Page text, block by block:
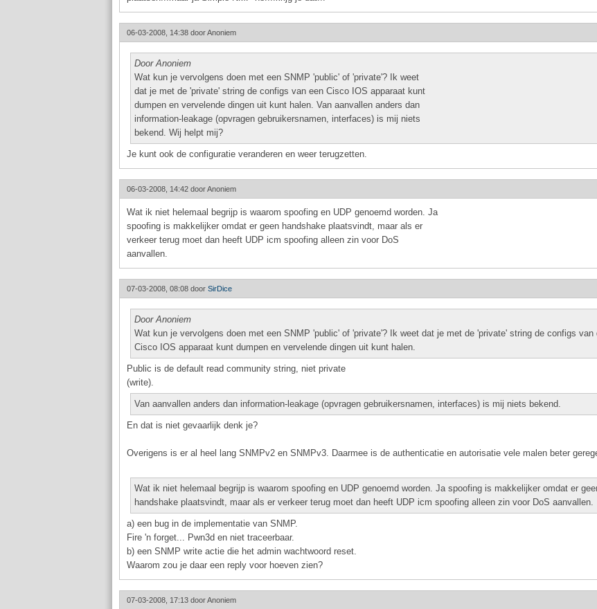
06-03-2008, 14:38 doorAnoniem
Door Anoniem
Wat kun je vervolgens doen met een SNMP 'public' of 'private'? Ik weet
dat je met de 'private' string de configs van een Cisco IOS apparaat kunt
dumpen en vervelende dingen uit kunt halen. Van aanvallen anders dan
information-leakage (opvragen gebruikersnamen, interfaces) is mij niets
bekend. Wij helpt mij?
Je kunt ook de configuratie veranderen en weer terugzetten.
06-03-2008, 14:42 doorAnoniem
Wat ik niet helemaal begrijp is waarom spoofing en UDP genoemd worden. Ja
spoofing is makkelijker omdat er geen handshake plaatsvindt, maar als er
verkeer terug moet dan heeft UDP icm spoofing alleen zin voor DoS
aanvallen.
07-03-2008, 08:08 door SirDice
Door Anoniem
Wat kun je vervolgens doen met een SNMP 'public' of 'private'? Ik weet dat je met de 'private' string de configs van
Cisco IOS apparaat kunt dumpen en vervelende dingen uit kunt halen.
Public is de default read community string, niet private
(write).
Van aanvallen anders dan information-leakage (opvragen gebruikersnamen, interfaces) is mij niets bekend.
En dat is niet gevaarlijk denk je?
Overigens is er al heel lang SNMPv2 en SNMPv3. Daarmee is de authenticatie en autorisatie vele malen beter
Wat ik niet helemaal begrijp is waarom spoofing en UDP genoemd worden. Ja spoofing is makkelijker omdat er
handshake plaatsvindt, maar als er verkeer terug moet dan heeft UDP icm spoofing alleen zin voor DoS aanvallen.
a) een bug in de implementatie van SNMP.
Fire 'n forget... Pwn3d en niet traceerbaar.
b) een SNMP write actie die het admin wachtwoord reset.
Waarom zou je daar een reply voor hoeven zien?
07-03-2008, 17:13 doorAnoniem